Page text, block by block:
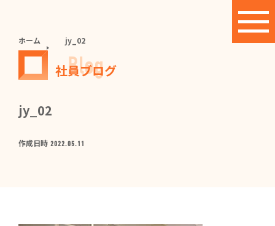
ホーム jy_02
Blog
社員ブログ
jy_02
作成日時 2022.05.11